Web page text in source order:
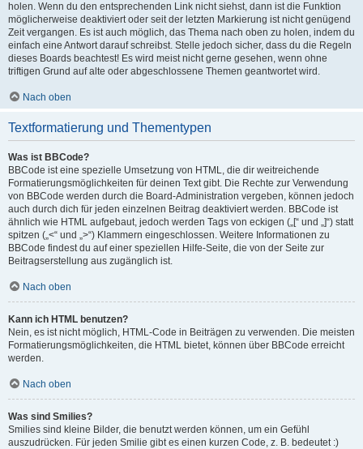
holen. Wenn du den entsprechenden Link nicht siehst, dann ist die Funktion
möglicherweise deaktiviert oder seit der letzten Markierung ist nicht genügend
Zeit vergangen. Es ist auch möglich, das Thema nach oben zu holen, indem du
einfach eine Antwort darauf schreibst. Stelle jedoch sicher, dass du die Regeln
dieses Boards beachtest! Es wird meist nicht gerne gesehen, wenn ohne
triftigen Grund auf alte oder abgeschlossene Themen geantwortet wird.
Nach oben
Textformatierung und Thementypen
Was ist BBCode?
BBCode ist eine spezielle Umsetzung von HTML, die dir weitreichende
Formatierungsmöglichkeiten für deinen Text gibt. Die Rechte zur Verwendung
von BBCode werden durch die Board-Administration vergeben, können jedoch
auch durch dich für jeden einzelnen Beitrag deaktiviert werden. BBCode ist
ähnlich wie HTML aufgebaut, jedoch werden Tags von eckigen („[“ und „]“) statt
spitzen („<“ und „>“) Klammern eingeschlossen. Weitere Informationen zu
BBCode findest du auf einer speziellen Hilfe-Seite, die von der Seite zur
Beitragserstellung aus zugänglich ist.
Nach oben
Kann ich HTML benutzen?
Nein, es ist nicht möglich, HTML-Code in Beiträgen zu verwenden. Die meisten
Formatierungsmöglichkeiten, die HTML bietet, können über BBCode erreicht
werden.
Nach oben
Was sind Smilies?
Smilies sind kleine Bilder, die benutzt werden können, um ein Gefühl
auszudrücken. Für jeden Smilie gibt es einen kurzen Code, z. B. bedeutet :)